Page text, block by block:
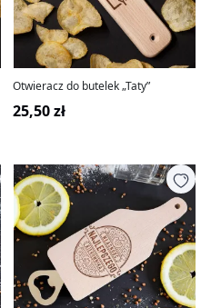
Otwieracz do butelek „Taty”
25,50 zł